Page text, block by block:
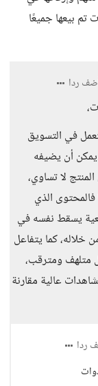
تم بيعها جميعًا
ردا
في التسويق
يمكن أن يضيفه
لا تساوي،
الذي
يسقط نفسه في
خلاله، كما يتفاعل
متلهف ومترقب،
عالية مقارنة
ردا